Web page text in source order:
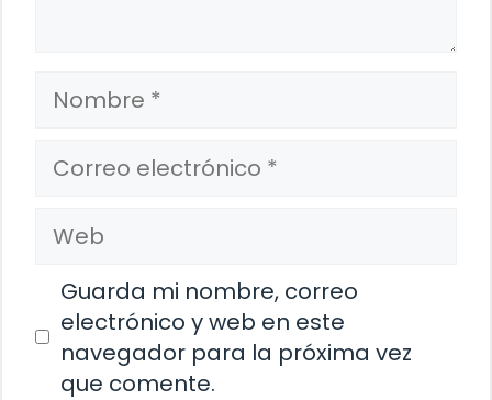
Nombre
Correo
electrónico
Web
Guarda mi nombre, correo
electrónico y web en este
navegador para la próxima vez
que comente.